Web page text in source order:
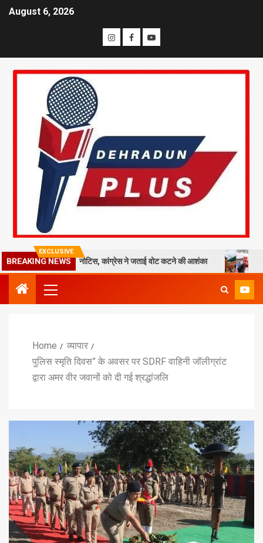
August 6, 2026
EXCLUSIVE
BREAKING NEWS
को नोटिस, कांग्रेस ने जताई वोट कटने की आशंका धराली आपदा
Home
व्यापार
पुलिस स्मृति दिवस” के अवसर पर SDRF वाहिनी जॉलीग्रांट
द्वारा अमर वीर जवानों को दी गई श्रद्धांजलि